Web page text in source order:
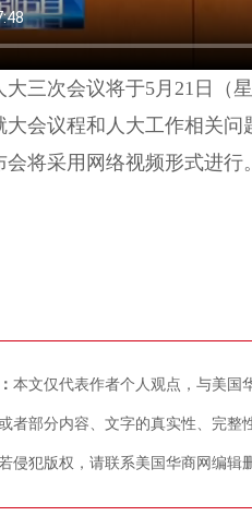
大三次会议将于5月21日（
大会议程和人大工作相关
将采用网络视频形式进行。
本文仅代表作者个人观点，与美国
者部分内容、文字的真实性、完整
侵犯版权，请联系美国华商网编辑